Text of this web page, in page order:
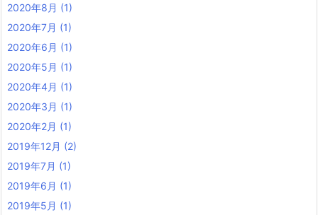
2020年8月 (1)
2020年7月 (1)
2020年6月 (1)
2020年5月 (1)
2020年4月 (1)
2020年3月 (1)
2020年2月 (1)
2019年12月 (2)
2019年7月 (1)
2019年6月 (1)
2019年5月 (1)